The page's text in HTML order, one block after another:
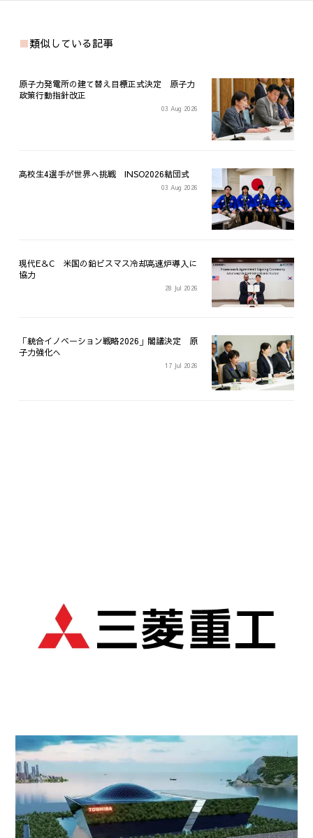
類似している記事
原子力発電所の建て替え目標正式決定 原子力
政策行動指針改正
03 Aug 2026
高校生4選手が世界へ挑戦 INSO2026結団式
03 Aug 2026
現代E＆C 米国の鉛ビスマス冷却高速炉導入に
協力
28 Jul 2026
「統合イノベーション戦略2026」閣議決定 原
子力強化へ
17 Jul 2026